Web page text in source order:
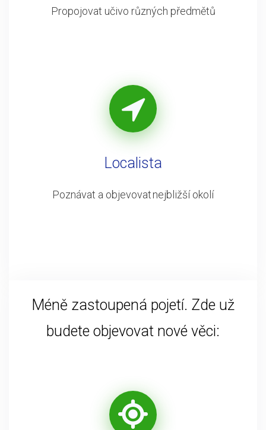
Propojovat učivo různých předmětů
Localista
Poznávat a objevovat nejbližší okolí
Méně zastoupená pojetí. Zde už
budete objevovat nové věci: